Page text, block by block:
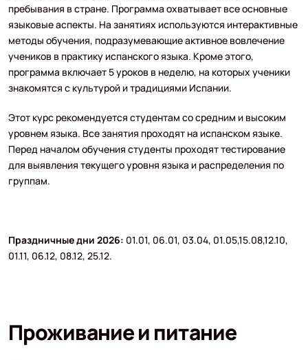
пребывания в стране. Программа охватывает все основные
языковые аспекты. На занятиях используются интерактивные
методы обучения, подразумевающие активное вовлечение
учеников в практику испанского языка. Кроме этого,
программа включает 5 уроков в неделю, на которых ученики
знакомятся с культурой и традициями Испании.
Этот курс рекомендуется студентам со средним и высоким
уровнем языка. Все занятия проходят на испанском языке.
Перед началом обучения студенты проходят тестирование
для выявления текущего уровня языка и распределения по
группам.
Праздничные дни 2026: 01.01, 06.01, 03.04, 01.05,15.08,12.10,
01.11, 06.12, 08.12, 25.12.
Проживание и питание